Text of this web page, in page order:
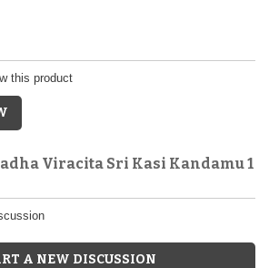
this product
Viracita Sri Kasi Kandamu 1
A NEW DISCUSSION